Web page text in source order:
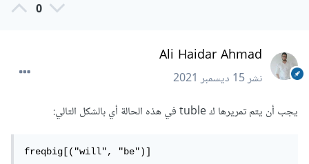
0
Ali Haidar Ahmad
نشر15 ديسمبر 2021
يجب أن يتم تمريرها ك tuble في هذه الحالة أي بالشكل التالي:
freqbig[("will", "be")]